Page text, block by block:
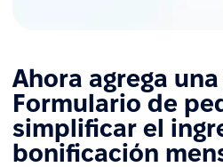
Ahora agrega
Formulario de
simplificar el
bonificación